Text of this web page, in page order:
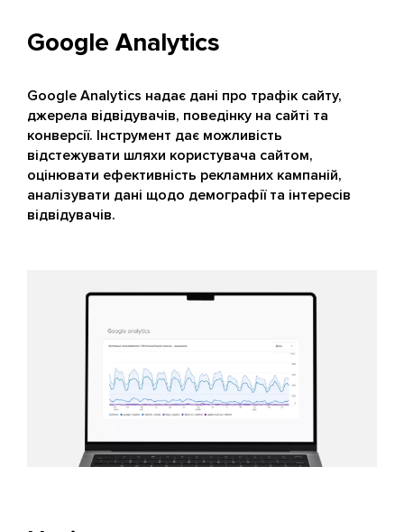
Google Analytics
Google Analytics надає дані про трафік сайту,
джерела відвідувачів, поведінку на сайті та
конверсії. Інструмент дає можливість
відстежувати шляхи користувача сайтом,
оцінювати ефективність рекламних кампаній,
аналізувати дані щодо демографії та інтересів
відвідувачів.